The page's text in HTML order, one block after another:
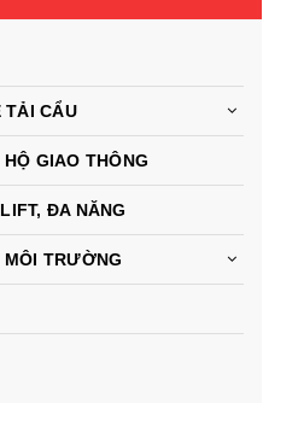
TẢI CẨU
GIAO THÔNG
ĐA NĂNG
TRƯỜNG